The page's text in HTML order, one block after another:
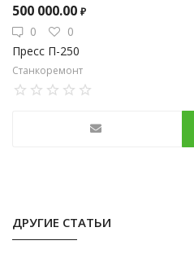
500 000.00 ₽
0
0
Пресс П-250
Станкоремонт
ДРУГИЕ СТАТЬИ